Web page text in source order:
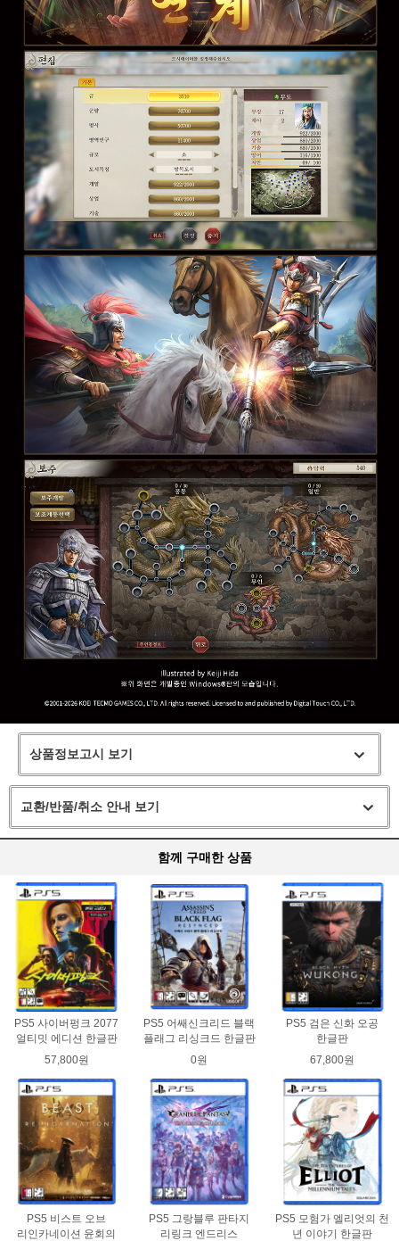
상품정보고시 보기
교환/반품/취소 안내 보기
함께 구매한 상품
PS5 사이버펑크 2077
얼티밋 에디션 한글판
57,800원
PS5 어쌔신크리드 블랙
플래그 리싱크드 한글판
0원
PS5 검은 신화 오공
한글판
67,800원
PS5 비스트 오브
리인카네이션 윤회의
PS5 그랑블루 판타지
리링크 엔드리스
PS5 모험가 엘리엇의 천
년 이야기 한글판